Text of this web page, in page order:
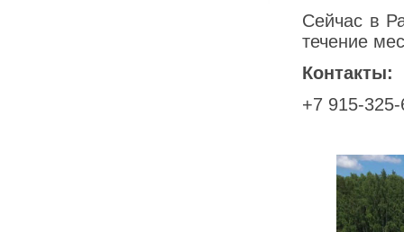
Сейчас в
течение
Контакты:
+7 915-